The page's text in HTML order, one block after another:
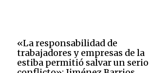
«La responsabilidad de
trabajadores y empresas de la
estiba permitió salvar un serio